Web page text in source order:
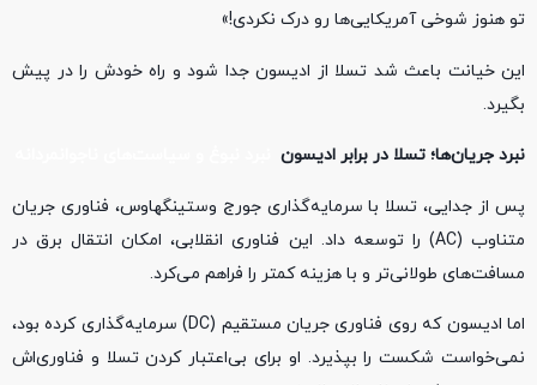
تو هنوز شوخی آمریکایی‌ها رو درک نکردی!»
این خیانت باعث شد تسلا از ادیسون جدا شود و راه خودش را در پیش
بگیرد.
نبرد جریان‌ها؛ تسلا در برابر ادیسون
پس از جدایی، تسلا با سرمایه‌گذاری جورج وستینگهاوس، فناوری جریان
متناوب (AC) را توسعه داد. این فناوری انقلابی، امکان انتقال برق در
مسافت‌های طولانی‌تر و با هزینه کمتر را فراهم می‌کرد.
اما ادیسون که روی فناوری جریان مستقیم (DC) سرمایه‌گذاری کرده بود،
نمی‌خواست شکست را بپذیرد. او برای بی‌اعتبار کردن تسلا و فناوری‌اش